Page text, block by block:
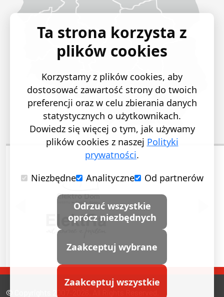
POPRZEDNI SLAJD
© Copyrights 2007-2026. All Rights Reserved.
Ta strona korzysta z
plików cookies
Korzystamy z plików cookies, aby
dostosować zawartość strony do twoich
preferencji oraz w celu zbierania danych
statystycznych o użytkownikach.
Dowiedz się więcej o tym, jak używamy
plików cookies z naszej Polityki
prywatności.
Niezbędne
Analityczne Od partnerów
Odrzuć wszystkie
oprócz niezbędnych
Zaakceptuj wybrane
Zaakceptuj wszystkie